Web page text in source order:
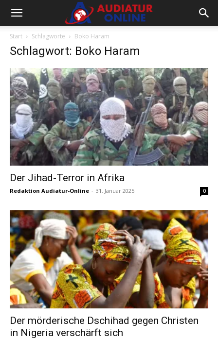
Start Schlagworte Boko Haram
Schlagwort: Boko Haram
Der Jihad-Terror in Afrika
Redaktion Audiatur-Online - 31. Januar 2025 0
Der mörderische Dschihad gegen Christen
in Nigeria verschärft sich